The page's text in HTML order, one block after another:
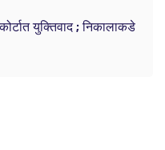
युक्तिवाद ; निकालाकडे